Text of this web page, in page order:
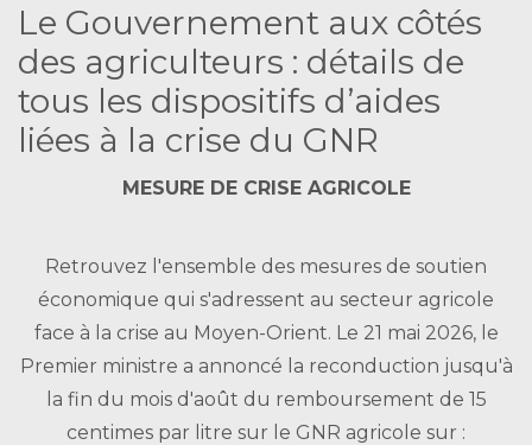
Le Gouvernement aux côtés
des agriculteurs : détails de
tous les dispositifs d’aides
liées à la crise du GNR
MESURE DE CRISE AGRICOLE
Retrouvez l'ensemble des mesures de soutien
économique qui s'adressent au secteur agricole
face à la crise au Moyen-Orient. Le 21 mai 2026, le
Premier ministre a annoncé la reconduction jusqu'à
la fin du mois d'août du remboursement de 15
centimes par litre sur le GNR agricole sur :